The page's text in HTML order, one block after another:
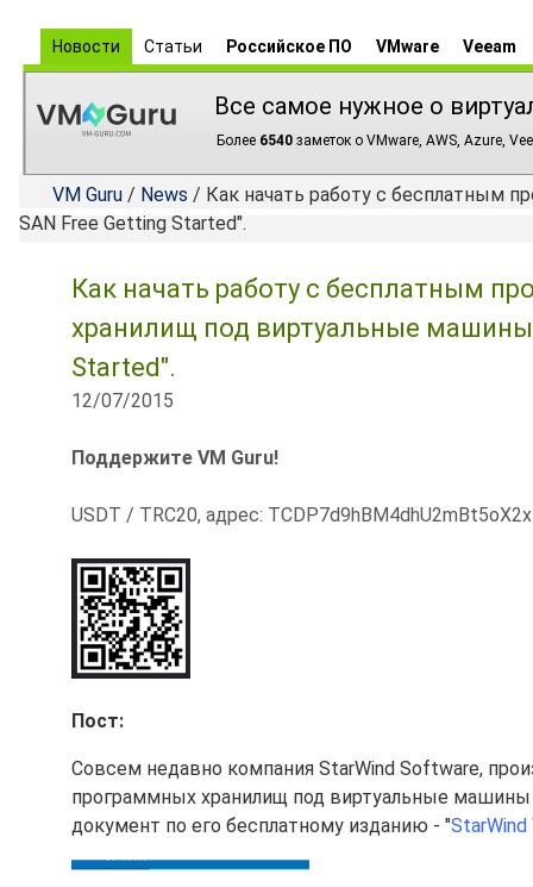
Новости Статьи Российское ПО VMware Veeam
Все самое нужное о
Более 6540 заметок о VMware, AWS, Azure,
VM Guru / News / Как начать работу с бесплатным
SAN Free Getting Started".
Как начать работу с бесплатным
хранилищ под виртуальные машины
Started".
12/07/2015
Поддержите VM Guru!
USDT / TRC20, адрес:
Пост:
Совсем недавно компания StarWind Software,
программных хранилищ под виртуальные
документ по его бесплатному изданию - "